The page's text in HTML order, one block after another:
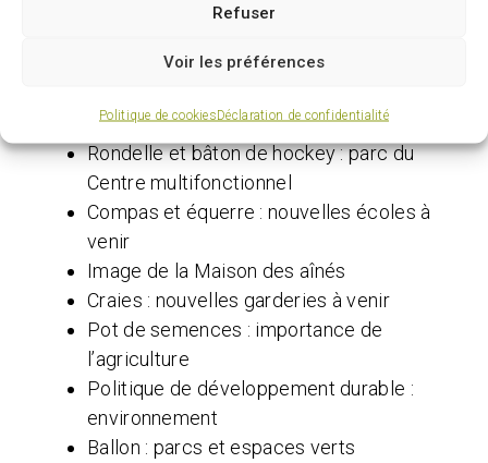
Refuser
Voir les préférences
Politique de cookiesDéclaration de confidentialité
Plan concept du futur centre-ville
des Îles
Rondelle et bâton de hockey : parc du
Centre multifonctionnel
Compas et équerre : nouvelles écoles à
venir
Image de la Maison des aînés
Craies : nouvelles garderies à venir
Pot de semences : importance de
l’agriculture
Politique de développement durable :
environnement
Ballon : parcs et espaces verts